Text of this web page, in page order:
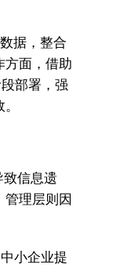
据，整合
方面，借助
部署，强
致信息遗
理层则因
小企业提